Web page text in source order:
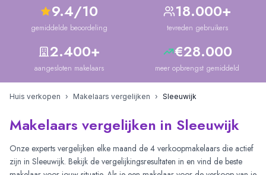
9.4/10
gemiddelde beoordeling
18.000+
tevreden gebruikers
2.400+
aangesloten makelaars
€28.000
meer opbrengst gemiddeld
Huis verkopen › Makelaars vergelijken › Sleeuwijk
Makelaars vergelijken in Sleeuwijk
Onze experts vergelijken elke maand de 4 verkoopmakelaars die actief
zijn in Sleeuwijk. Bekijk de vergelijkingsresultaten in en vind de beste